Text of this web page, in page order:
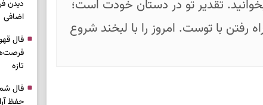
تقدیر تو در دستان خودت است؛
با توست. امروز را با لبخند شروع
دیدن
اضافی
تازه
حفظ